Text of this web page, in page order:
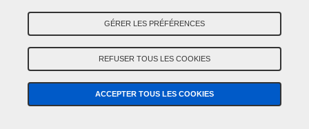
RAL 6015 Olive noir
NRL6015
GÉRER LES PRÉFÉRENCES
REFUSER TOUS LES COOKIES
ACCEPTER TOUS LES COOKIES